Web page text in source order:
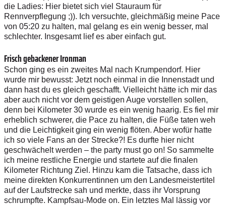
die Ladies: H ier bietetsich viel Stauraum für
Rennverpflegung ;)). ch versuchte, g eichmäßig meine Pace
von 05:20 zu ha ten, ma ge ang es ein wenig besser, ma
sch echter. Insgesamt ief es aber einfach gut.
Frisch gebackener Ironman
Schon ging es ein zweites Ma l nach Krumpendorf. Hier
wurde mir bewusst: Jetzt noch einma in die nnenstadt und
dann hastdu es g eich geschafft. Vie eicht hätte ich mir das
aber auch nichtvor dem geistigen Auge vorste len so en,
denn bei Ki ometer 30 wurde es ein wenig haarig. Es fie mir
erheb ich schwerer, die Pace zu ha ten, die Füße taten weh
und die Leichtigkeitging ein wenig flöten. Aber wofür hatte
ich so vie le Fans an der Strecke?! Es durfte hier nicht
geschwäche t werden – the party mustgo on! So samme te
ich meine restl iche Energie und startete aufdie fina en
Ki ometer Richtung Zie l. Hinzu kam die Tatsache, dass ich
meine direkten Konkurrentinnen um den Landesmeistertite
auf der Laufstrecke sah und merkte, dass ihr Vorsprung
schrumpfte. Kampfsau-Mode on. Ein etztes Ma ässig vor